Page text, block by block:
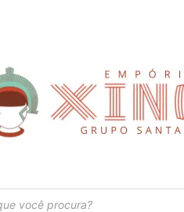
SÃO